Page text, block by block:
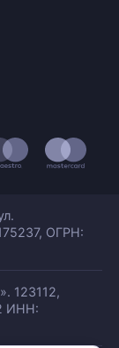
ОГРН:
123112,
ИНН: